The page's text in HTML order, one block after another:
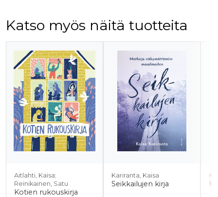
Katso myös näitä tuotteita
Tuoteluettelon alku
Aitlahti, Kaisa;
Reinikainen, Satu
Kotien rukouskirja
Kariranta, Kaisa
Seikkailujen kirja